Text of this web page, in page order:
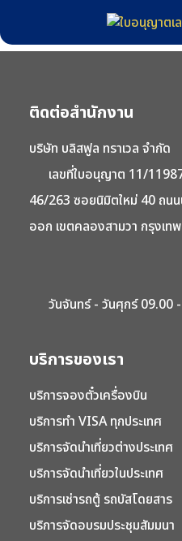
ติดต่อสำนักงาน
บริษัท บลิสฟูล ทราเวล จำกัด
เลขที่ใบอนุญาต 11/
46/263 ซอยนิมิตใหม่ 40 ถน
ออก เขตคลองสามวา กรุงเท
วันจันทร์ - วันศุกร์ 09.00
บริการของเรา
บริการจองตั๋วเครื่องบิน
บริการทำ VISA ทุกประเทศ
บริการจัดนำเที่ยวต่างประเทศ
บริการจัดนำเที่ยวในประเทศ
บริการเช่ารถตู้ รถบัสโดยสาร
บริการจัดอบรมประชุมสัมมนา